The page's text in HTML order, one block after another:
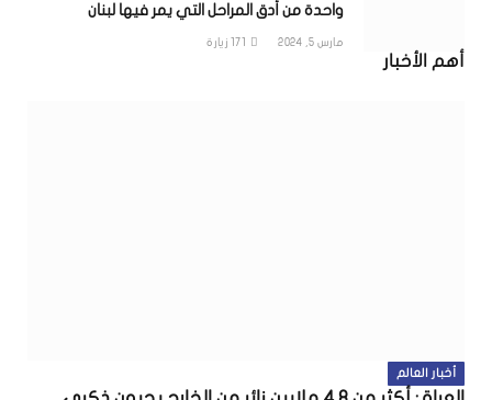
واحدة من أدق المراحل التي يمر فيها لبنان
مارس 5, 2024 171 زيارة
أهم الأخبار
أخبار العالم